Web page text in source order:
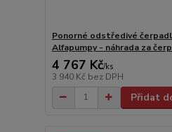
Ponorné odstředivé
Alfapumpy - náhrada za
4 767 Kč/ks
3 940 Kč bez DPH
Přidat